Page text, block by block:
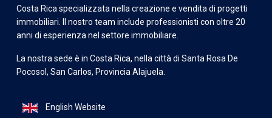
Costa Rica specializzata nella creazione e vendita di progetti
immobiliari. Il nostro team include professionisti con oltre 20
anni di esperienza nel settore immobiliare.
La nostra sede è in Costa Rica, nella città di Santa Rosa De
Pocosol, San Carlos, Provincia Alajuela.
English Website